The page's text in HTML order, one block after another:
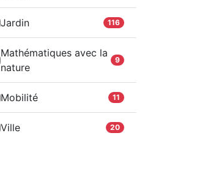
Jardin 116
Mathématiques avec la
nature
9
Mobilité 11
Ville 20